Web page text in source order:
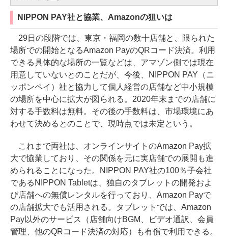
NIPPON PAY社と協業、Amazonの狙いは
29日の段階では、東京・福岡の数十店舗と、限られた
場所での開始となるAmazon PayのQRコード決済。利用
できる具体的な場所の一覧などは、アマゾン側では現在
用意していないとのことだが、今後、NIPPON PAY（ニ
ッポンペイ）社と協力して個人経営の店舗など中小規模
の場所を中心に拡大が図られる。2020年末までの店舗に
対する手数料は無料。その後の手数料は、市場環境にあ
わせて決めるとのことで、現時点では未定という。
これまで両社は、オンラインサイトのAmazon Pay拡
大で協業しており、その関係を元に実店舗での展開も進
められることになった。NIPPON PAY社の100％子会社
であるNIPPON Tabletは、独自のタブレットの開発およ
び店舗への無償レンタルを行っており、Amazon Payで
の店舗拡大でも活用される。タブレットでは、Amazon
Pay以外のサービス（店舗向けBGM、ビデオ通訳、会員
管理、他のQRコード決済の対応）も有償で利用できる。